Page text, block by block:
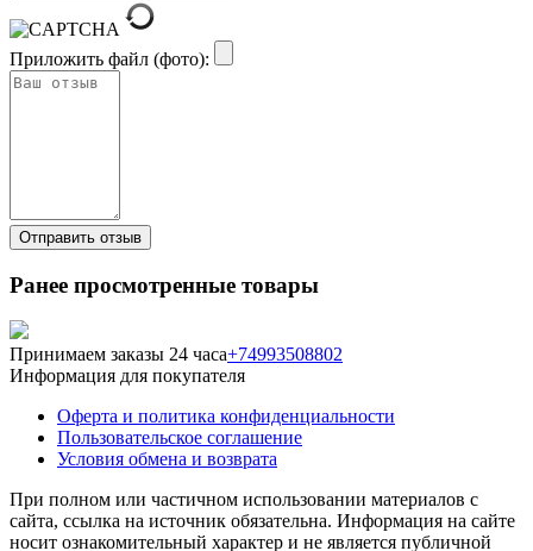
Приложить файл (фото):
Ранее просмотренные товары
Принимаем заказы 24 часа+74993508802
Информация для покупателя
Оферта и политика конфиденциальности
Пользовательское соглашение
Условия обмена и возврата
При полном или частичном использовании материалов с
сайта, ссылка на источник обязательна. Информация на сайте
носит ознакомительный характер и не является публичной